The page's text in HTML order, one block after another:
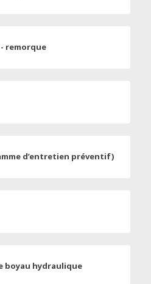
remorque
d’entretien préventif)
boyau hydraulique